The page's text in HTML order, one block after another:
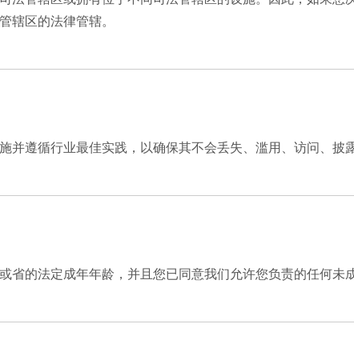
辖区的法律管辖。
遵循行业最佳实践，以确保其不会丢失、滥用、访问、披
的法定成年年龄，并且您已同意我们允许您负责的任何未